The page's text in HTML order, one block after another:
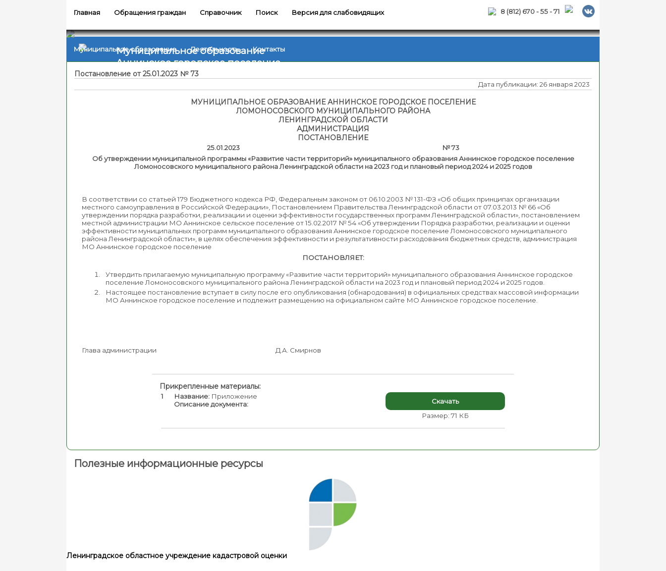
Главная Обращения граждан Справочник Поиск Версия для слабовидящих 8 (812) 670 - 55 - 71
Муниципальное образование
Аннинское городское поселение
Муниципальное образование Деятельность Контакты
Постановление от 25.01.2023 № 73
Дата публикации: 26 января 2023
МУНИЦИПАЛЬНОЕ ОБРАЗОВАНИЕ АННИНСКОЕ ГОРОДСКОЕ ПОСЕЛЕНИЕ
ЛОМОНОСОВСКОГО МУНИЦИПАЛЬНОГО РАЙОНА
ЛЕНИНГРАДСКОЙ ОБЛАСТИ
АДМИНИСТРАЦИЯ
ПОСТАНОВЛЕНИЕ
25.01.2023 № 73
Об утверждении муниципальной программы «Развитие части территорий» муниципального образования Аннинское городское поселение
Ломоносовского муниципального района Ленинградской области на 2023 год и плановый период 2024 и 2025 годов
В соответствии со статьей 179 Бюджетного кодекса РФ, Федеральным законом от 06.10.2003 № 131-ФЗ «Об общих принципах организации
местного самоуправления в Российской Федерации», Постановлением Правительства Ленинградской области от 07.03.2013 № 66 «Об
утверждении порядка разработки, реализации и оценки эффективности государственных программ Ленинградской области», постановлением
местной администрации МО Аннинское сельское поселение от 15.02.2017 № 54 «Об утверждении Порядка разработки, реализации и оценки
эффективности муниципальных программ муниципального образования Аннинское городское поселение Ломоносовского муниципального
района Ленинградской области», в целях обеспечения эффективности и результативности расходования бюджетных средств, администрация
МО Аннинское городское поселение
ПОСТАНОВЛЯЕТ:
Утвердить прилагаемую муниципальную программу «Развитие части территорий» муниципального образования Аннинское городское
поселение Ломоносовского муниципального района Ленинградской области на 2023 год и плановый период 2024 и 2025 годов.
Настоящее постановление вступает в силу после его опубликования (обнародования) в официальных средствах массовой информации
МО Аннинское городское поселение и подлежит размещению на официальном сайте МО Аннинское городское поселение.
Глава администрации Д.А. Смирнов
Прикрепленные материалы:
1 Название: Приложение
Описание документа:
Скачать
Размер: 71 КБ
Полезные информационные ресурсы
Ленинградское областное учреждение кадастровой оценки